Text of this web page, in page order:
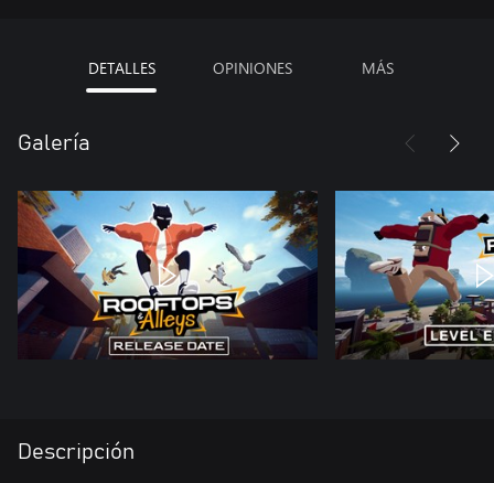
DETALLES OPINIONES MÁS
Galería
Descripción